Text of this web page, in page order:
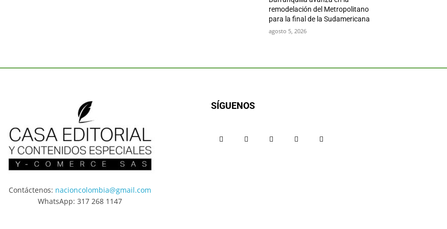
remodelación del Metropolitano
para la final de la Sudamericana
agosto 5, 2026
Contáctenos: nacioncolombia@gmail.com
WhatsApp: 317 268 1147
SÍGUENOS